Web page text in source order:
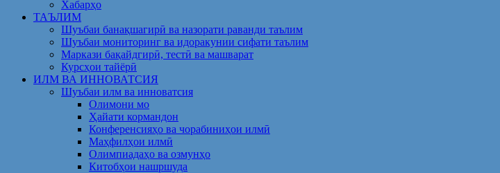
Хабарҳо
ТАЪЛИМ
Шуъбаи банақшагирӣ ва назорати раванди таълим
Шуъбаи мониторинг ва идоракунии сифати таълим
Маркази бақайдгирӣ, тестӣ ва машварат
Курсҳои тайёрӣ
ИЛМ ВА ИННОВАТСИЯ
Шуъбаи илм ва инноватсия
Олимони мо
Ҳайати кормандон
Конференсияҳо ва чорабиниҳои илмӣ
Маҳфилҳои илмӣ
Олимпиадаҳо ва озмунҳо
Китобҳои нашршуда